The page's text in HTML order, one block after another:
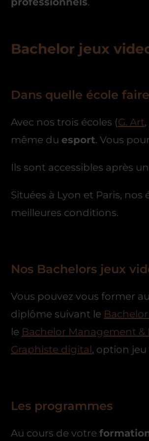
Bachelor jeux
Dans quelle école
Avec nos trois écoles (G. Art,
même du esport. Vous
Ils sont accessibles après
Situées à Lyon et Paris,
meilleures conditions.
Nos Bachelors jeux
Vous pouvez vous former
diplôme suivant le
le Bachelor Management &
Graphiste digital, option jeu
Les programmes
Au cours de votre